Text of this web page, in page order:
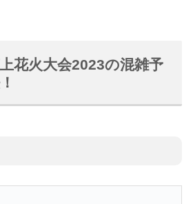
花火大会2023の混雑予